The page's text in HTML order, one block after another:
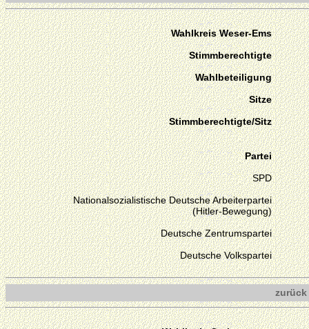
Wahlkreis Weser-Ems
Stimmberechtigte
Wahlbeteiligung
Sitze
Stimmberechtigte/Sitz
Partei
SPD
Nationalsozialistische Deutsche Arbeiterpartei
(Hitler-Bewegung)
Deutsche Zentrumspartei
Deutsche Volkspartei
zurück